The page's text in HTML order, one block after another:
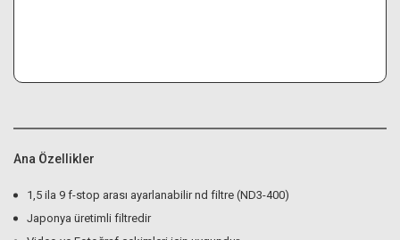
Ana Özellikler
1,5 ila 9 f-stop arası ayarlanabilir nd filtre (ND3-400)
Japonya üretimli filtredir